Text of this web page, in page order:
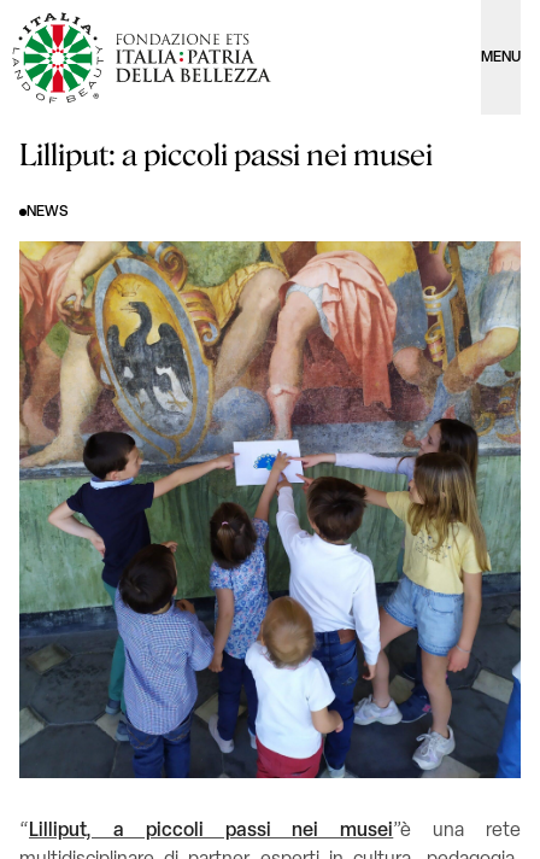
MENU
Lilliput: a piccoli passi nei musei
NEWS
“Lilliput, a piccoli passi nei musei”è una rete